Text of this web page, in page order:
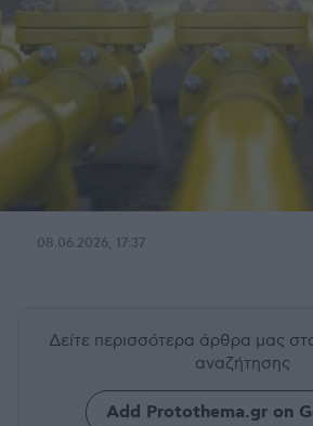
08.06.2026, 17:37
Δείτε περισσότερα άρθρα μας
αναζήτησης
Add Protothema.gr on